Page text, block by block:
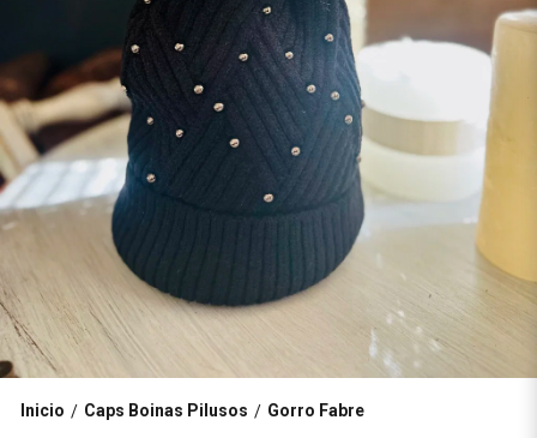
Inicio / Caps Boinas Pilusos / Gorro Fabre